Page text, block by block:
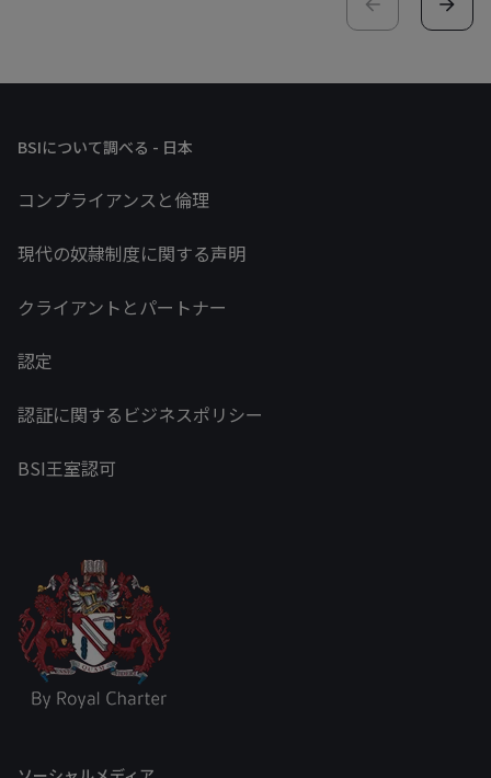
BSIについて調べる - 日本
コンプライアンスと倫理
現代の奴隷制度に関する声明
クライアントとパートナー
認定
認証に関するビジネスポリシー
BSI王室認可